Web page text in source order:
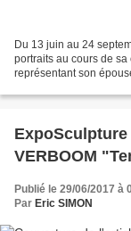
Du 13 juin au 24
portraits au cours de
représentant son
VERBOOM
Publié le 29/06/2017 à
Par Eric SIMON